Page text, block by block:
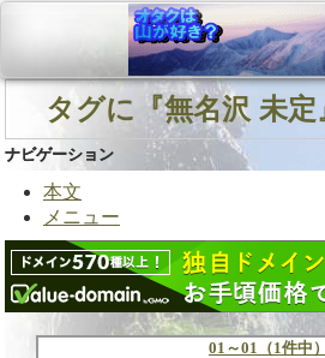
タグに『無名沢 未
ナビゲーション
本文
メニュー
01～01（1件中）